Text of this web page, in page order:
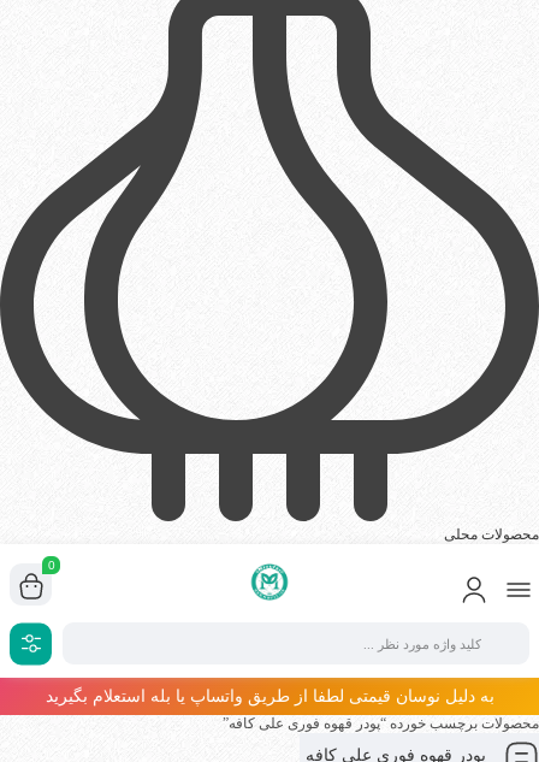
محصولات محلی
0
به دلیل نوسان قیمتی لطفا از طریق واتساپ یا بله استعلام بگیرید
محصولات برچسب خورده “پودر قهوه فوری علی کافه”
پودر قهوه فوری علی کافه